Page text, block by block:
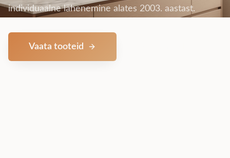
individuaalne lähenemine alates 2003. aastast.
Vaata tooteid